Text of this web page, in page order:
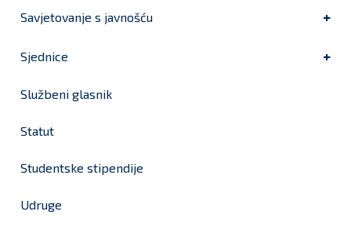
Savjetovanje s javnošću
Sjednice
Službeni glasnik
Statut
Studentske stipendije
Udruge